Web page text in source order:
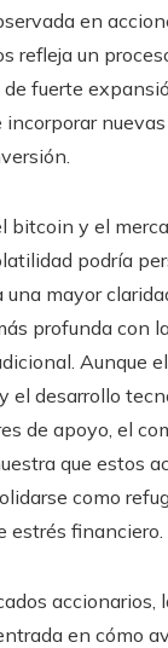
en
refleja un
fuerte
incorporar
bitcoin y el
podría
una mayor
profunda con
Aunque
el desarrollo
de apoyo, el
que estos
como
estrés financiero.
accionarios,
en cómo